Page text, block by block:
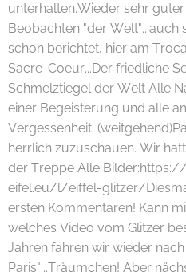
unterhalten.Wieder sehr
Beobachten "der Welt"...auch
schon berichtet, hier am
Sacre-Coeur...Der friedliche
Schmelztiegel der Welt Alle
einer Begeisterung und alle
Vergessenheit.
herrlich zuzuschauen. Wir
der Treppe Alle
eifel.eu/l/eiffel-glitzer/
ersten Kommentaren! Kann
welches Video vom Glitzer
Jahren fahren wir wieder nach
Paris"...Träumchen! Aber